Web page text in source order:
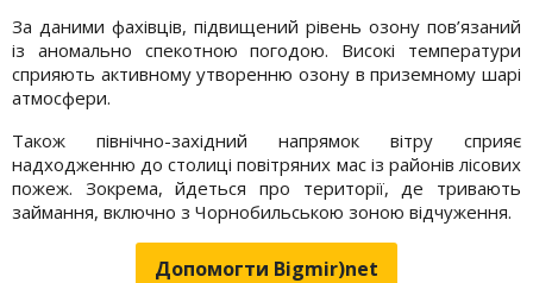
За даними фахівців, підвищений рівень озону пов’язаний
із аномально спекотною погодою. Високі температури
сприяють активному утворенню озону в приземному шарі
атмосфери.
Також північно-західний напрямок вітру сприяє
надходженню до столиці повітряних мас із районів лісових
пожеж. Зокрема, йдеться про території, де тривають
займання, включно з Чорнобильською зоною відчуження.
Допомогти Bigmir)net